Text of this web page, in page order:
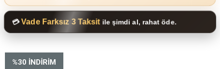
💳Vade Farksız 3 Taksitile şimdi al, rahat öde.
%30 İNDIRIM